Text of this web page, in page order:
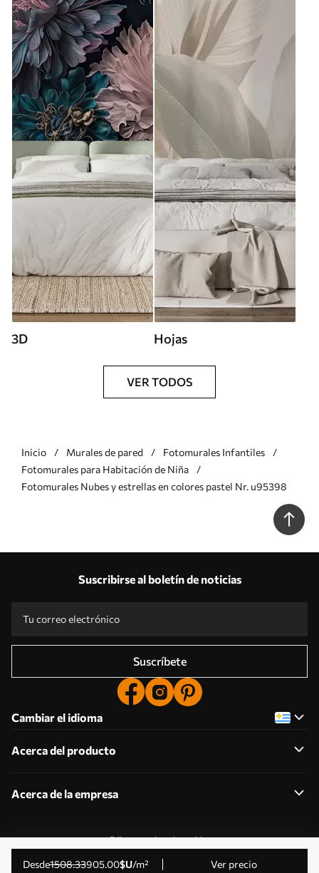
desde1508.33905.00$U/m² Ver precio
3D Hojas
VER TODOS
Inicio Murales de pared
Fotomurales Infantiles
Fotomurales para Habitación de Niña
Fotomurales Nubes y estrellas en colores pastel Nr. u95398
Suscribirse al boletín de noticias
Suscríbete
Cambiar el idioma
Acerca del producto
Acerca de la empresa
Editar permisos de cookies
© 2011-2026 Uwalls . Todos los derechos reservados.